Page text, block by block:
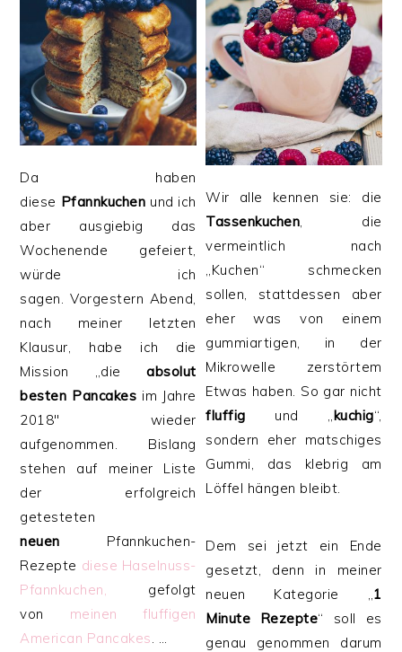
Da haben
diese Pfannkuchen und ich
aber ausgiebig das
Wochenende gefeiert,
würde ich
sagen. Vorgestern Abend,
nach meiner letzten
Klausur, habe ich die
Mission „dieabsolut
besten Pancakes im Jahre
2018″ wieder
aufgenommen. Bislang
stehen auf meiner Liste
der erfolgreich
getesteten
neuen Pfannkuchen-
Rezepte diese Haselnuss-
Pfannkuchen, gefolgt
von meinen fluffigen
American Pancakes. …
Wir alle kennen sie: die
Tassenkuchen, die
vermeintlich nach
„Kuchen“ schmecken
sollen, stattdessen aber
eher was von einem
gummiartigen, in der
Mikrowelle zerstörtem
Etwas haben. So gar nicht
fluffig und „kuchig“,
sondern eher matschiges
Gummi, das klebrig am
Löffel hängen bleibt.
Dem sei jetzt ein Ende
gesetzt, denn in meiner
neuen Kategorie „1
Minute Rezepte“ soll es
genau genommen darum